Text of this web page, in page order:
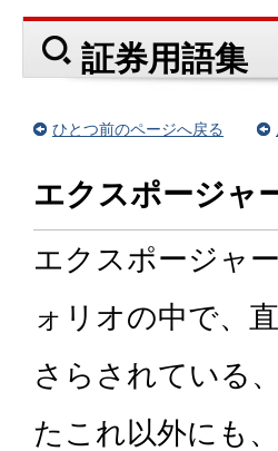
証券用語集
ひとつ前のページへ戻る
エクスポージャ
エクスポージャ
ォリオの中で、
さらされている
たこれ以外にも